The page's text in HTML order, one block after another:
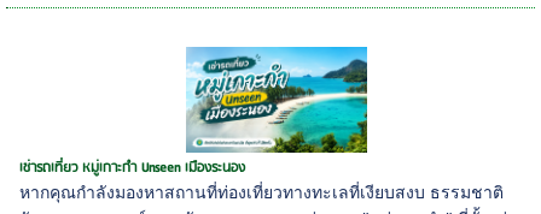
เช่ารถเที่ยว หมู่เกาะกำ Unseen เมืองระนอง
หากคุณกำลังมองหาสถานที่ท่องเที่ยวทางทะเลที่เงียบสงบ ธรรมชาติ